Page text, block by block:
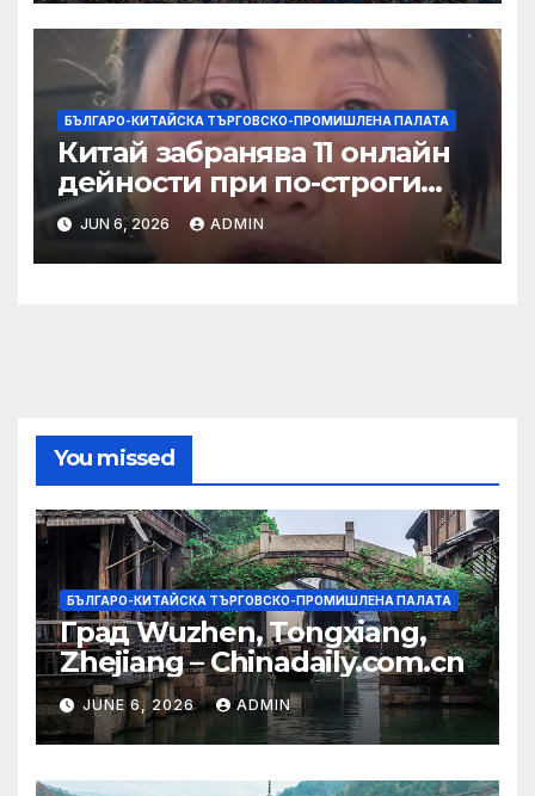
БЪЛГАРО-КИТАЙСКА ТЪРГОВСКО-ПРОМИШЛЕНА ПАЛАТА
Китай забранява 11 онлайн
дейности при по-строги
правила за ограничаване на
слуховете и
кибернасилниците
JUN 6, 2026 ADMIN
You missed
БЪЛГАРО-КИТАЙСКА ТЪРГОВСКО-ПРОМИШЛЕНА ПАЛАТА
Град Wuzhen, Tongxiang,
Zhejiang – Chinadaily.com.cn
JUNE 6, 2026 ADMIN